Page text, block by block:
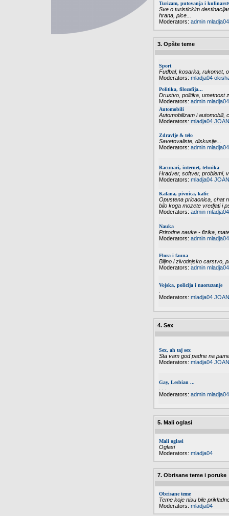
Turizam, putovanja i
Sve o turistickim
hrana, pice...
Moderators: admin mladja04
3. Opšte teme
Sport
Fudbal, kosarka, rukomet,
Moderators: mladja04
Politika, filozofija...
Drustvo, politika, umetnost
Moderators: admin mladja04
Automobili
Automobilizam i automobili,
Moderators: mladja04
Zdravlje & telo
Savetovaliste, diskusije...
Moderators: admin mladja04
Racunari, internet, tehnika
Hradver, softver, problemi,
Moderators: mladja04
Kafana, pivnica, kafic
Opustena pricaonica, chat
bilo koga mozete vredjati i
Moderators: admin mladja04
Nauka
Prirodne nauke - fizika,
Moderators: admin mladja04
Flora i fauna
Biljno i zivotinjsko carstvo,
Moderators: admin mladja04
Vojska, policija i naoruzanje
Moderators: mladja04
4. Sex
Sex, ah taj sex
Sta vam god padne na
Moderators: mladja04
Gay, Lesbian ...
Moderators: admin mladja04
5. Mali oglasi
Mali oglasi
Oglasi
Moderators: mladja04
7. Obrisane teme i poruke
Obrisane teme
Teme koje nisu bile
Moderators: mladja04